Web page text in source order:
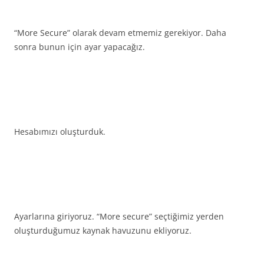
“More Secure” olarak devam etmemiz gerekiyor. Daha
sonra bunun için ayar yapacağız.
Hesabımızı oluşturduk.
Ayarlarına giriyoruz. “More secure” seçtiğimiz yerden
oluşturduğumuz kaynak havuzunu ekliyoruz.